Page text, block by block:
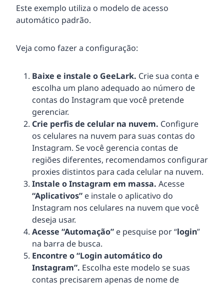
Este exemplo utiliza o modelo de acesso
automático padrão.
Veja como fazer a configuração:
Baixe e instale o GeeLark. Crie sua conta e
escolha um plano adequado ao número de
contas do Instagram que você pretende
gerenciar.
Crie perfis de celular na nuvem. Configure
os celulares na nuvem para suas contas do
Instagram. Se você gerencia contas de
regiões diferentes, recomendamos configurar
proxies distintos para cada celular na nuvem.
Instale o Instagram em massa. Acesse
“Aplicativos” e instale o aplicativo do
Instagram nos celulares na nuvem que você
deseja usar.
Acesse “Automação” e pesquise por “login”
na barra de busca.
Encontre o “Login automático do
Instagram”. Escolha este modelo se suas
contas precisarem apenas de nome de